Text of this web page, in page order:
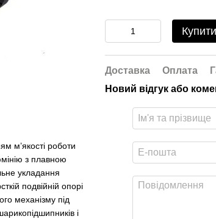
м’якості роботи
з плавною
укладання
подвійній опорі
механізму під
і
Купити
Доставка Оплата
Новий відгук або